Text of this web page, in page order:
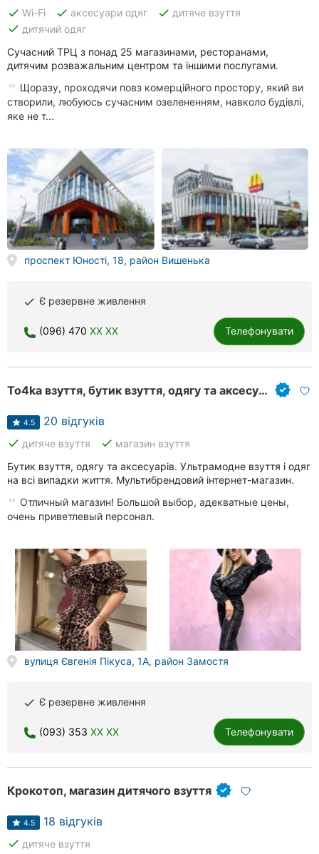
done Wi-Fi done аксесуари одяг done дитяче взуття
done дитячий одяг
Сучасний ТРЦ з понад 25 магазинами, ресторанами,
дитячим розважальним центром та іншими послугами.
Щоразу, проходячи повз комерційного простору, який ви
створили, любуюсь сучасним озелененням, навколо будівлі,
яке не т...
проспект Юності, 18, район Вишенька
done Є резервне живлення
(096) 470 XX XX Телефонувати
To4ka взуття, бутик взуття, одягу та аксесуарів
4.5 20 відгуків
done дитяче взуття done магазин взуття
Бутик взуття, одягу та аксесуарів. Ультрамодне взуття і одяг
на всі випадки життя. Мультибрендовий інтернет-магазин.
Отличный магазин! Большой выбор, адекватные цены,
очень приветлевый персонал.
вулиця Євгенія Пікуса, 1А, район Замостя
done Є резервне живлення
(093) 353 XX XX Телефонувати
Крокотоп, магазин дитячого взуття
4.5 18 відгуків
done дитяче взуття